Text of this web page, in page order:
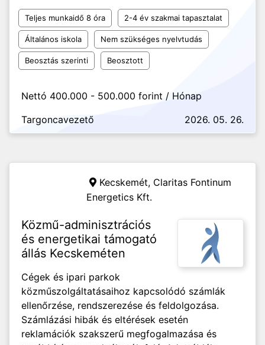
Teljes munkaidő 8 óra 2-4 év szakmai tapasztalat
Általános iskola Nem szükséges nyelvtudás
Beosztás szerinti Beosztott
Nettó 400.000 - 500.000 forint / Hónap
Targoncavezető
2026. 05. 26.
Kecskemét, Claritas Fontinum
Energetics Kft.
Közmű-adminisztrációs
és energetikai támogató
állás Kecskeméten
Cégek és ipari parkok
közműszolgáltatásaihoz kapcsolódó számlák
ellenőrzése, rendszerezése és feldolgozása.
Számlázási hibák és eltérések esetén
reklamációk szakszerű megfogalmazása és